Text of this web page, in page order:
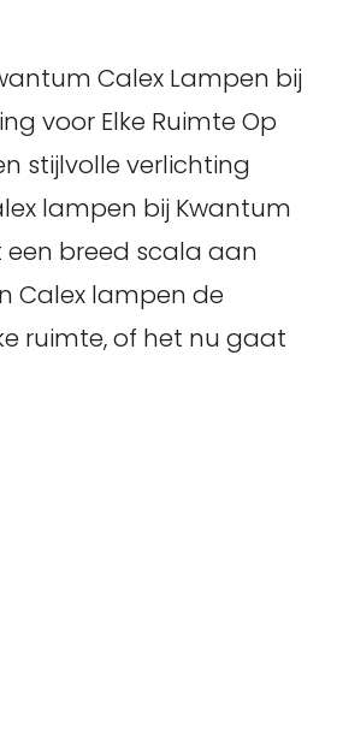
Calex Lampen bij
voor Elke Ruimte Op
stijlvolle verlichting
lampen bij Kwantum
een breed scala aan
Calex lampen de
ruimte, of het nu gaat